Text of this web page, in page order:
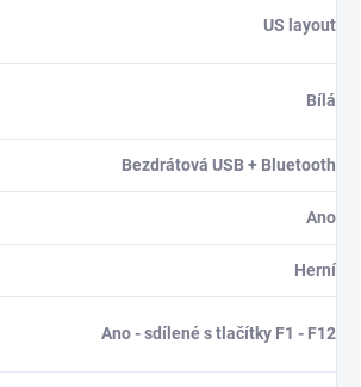
US layout
Bílá
Bezdrátová USB + Bluetooth
Ano
Herní
Ano - sdílené s tlačítky F1 - F12